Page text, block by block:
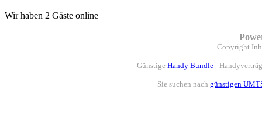
Wir haben 2 Gäste online
Copyright
Günstige Handy Bundle -
Sie suchen nach günstigen